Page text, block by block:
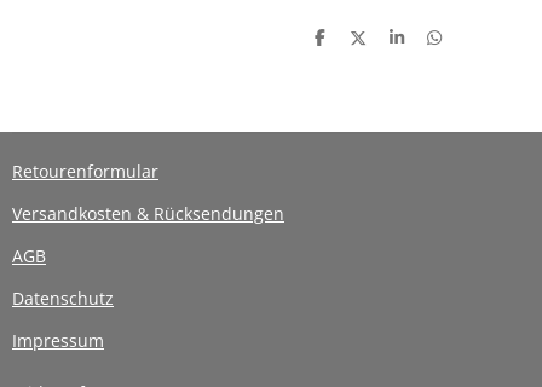
T
n
T
n
T
n
T
n
Retourenformular
Versandkosten & Rücksendungen
AGB
Datenschutz
Impressum